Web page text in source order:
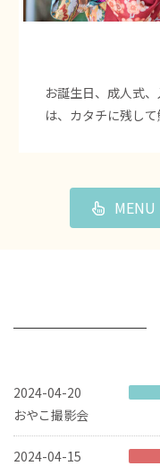
お誕生日、成人式
は、カタチに残して
MENU
2024-04-20
おやこ撮影会
2024-04-15